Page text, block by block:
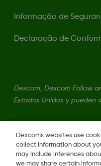
Informação de
Declaração de
Dexcom, Dexcom Follow
Estados Unidos y pueden
LBL014350 Rev 004
Dexcom's websites use
collect information about
may include inferences
we may share certain